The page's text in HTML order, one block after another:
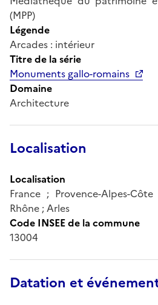
(MPP)
Légende
Arcades : intérieur
Titre de la série
Monuments gallo-romains
Domaine
Architecture
Localisation
Localisation
France ; Provence-Alpes-
Rhône ; Arles
Code INSEE de la commune
13004
Datation et